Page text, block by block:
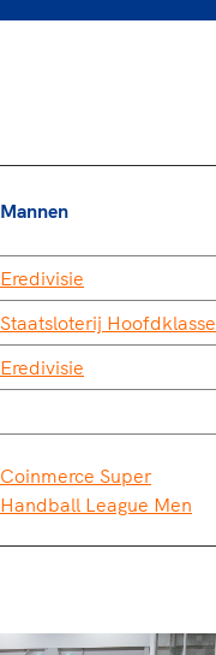
Mannen
Eredivisie
Staatsloterij Hoofdklasse
Eredivisie
Coinmerce Super
Handball League Men